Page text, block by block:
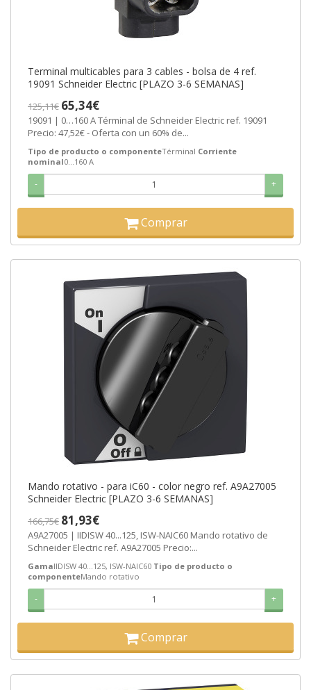
Terminal multicables para 3 cables - bolsa de 4 ref.
19091 Schneider Electric [PLAZO 3-6 SEMANAS]
125,11€ 65,34€
19091 | 0…160 A Términal de Schneider Electric ref. 19091
Precio: 47,52€ - Oferta con un 60% de...
Tipo de producto o componenteTérminal Corriente
nominal0…160 A
- +
Comprar
Mando rotativo - para iC60 - color negro ref. A9A27005
Schneider Electric [PLAZO 3-6 SEMANAS]
166,75€ 81,93€
A9A27005 | IIDISW 40...125, ISW-NAIC60 Mando rotativo de
Schneider Electric ref. A9A27005 Precio:...
GamaIIDISW 40...125, ISW-NAIC60 Tipo de producto o
componenteMando rotativo
- +
Comprar